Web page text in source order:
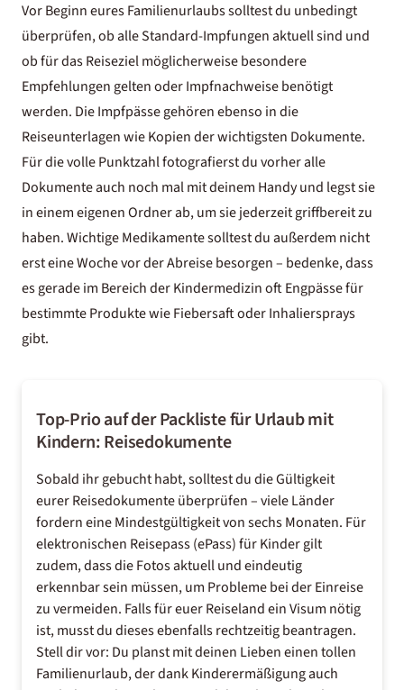
Vor Beginn eures Familienurlaubs solltest du unbedingt
überprüfen, ob alle Standard-Impfungen aktuell sind und
ob für das Reiseziel möglicherweise besondere
Empfehlungen gelten oder Impfnachweise benötigt
werden. Die Impfpässe gehören ebenso in die
Reiseunterlagen wie Kopien der wichtigsten Dokumente.
Für die volle Punktzahl fotografierst du vorher alle
Dokumente auch noch mal mit deinem Handy und legst sie
in einem eigenen Ordner ab, um sie jederzeit griffbereit zu
haben. Wichtige Medikamente solltest du außerdem nicht
erst eine Woche vor der Abreise besorgen – bedenke, dass
es gerade im Bereich der Kindermedizin oft Engpässe für
bestimmte Produkte wie Fiebersaft oder Inhaliersprays
gibt.
Top-Prio auf der Packliste für Urlaub mit
Kindern: Reisedokumente
Sobald ihr gebucht habt, solltest du die Gültigkeit
eurer Reisedokumente überprüfen – viele Länder
fordern eine Mindestgültigkeit von sechs Monaten. Für
elektronischen Reisepass (ePass) für Kinder gilt
zudem, dass die Fotos aktuell und eindeutig
erkennbar sein müssen, um Probleme bei der Einreise
zu vermeiden. Falls für euer Reiseland ein Visum nötig
ist, musst du dieses ebenfalls rechtzeitig beantragen.
Stell dir vor: Du planst mit deinen Lieben einen tollen
Familienurlaub, der dank Kinderermäßigungauch